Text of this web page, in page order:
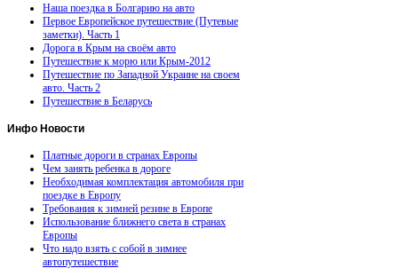
Наша поездка в Болгарию на авто
Первое Европейское путешествие (Путевые
заметки). Часть 1
Дорога в Крым на своём авто
Путешествие к морю или Крым-2012
Путешествие по Западной Украине на своем
авто. Часть 2
Путешествие в Беларусь
Инфо Новости
Платные дороги в странах Европы
Чем занять ребенка в дороге
Необходимая комплектация автомобиля при
поездке в Европу
Требования к зимней резине в Европе
Использование ближнего света в странах
Европы
Что надо взять с собой в зимнее
автопутешествие